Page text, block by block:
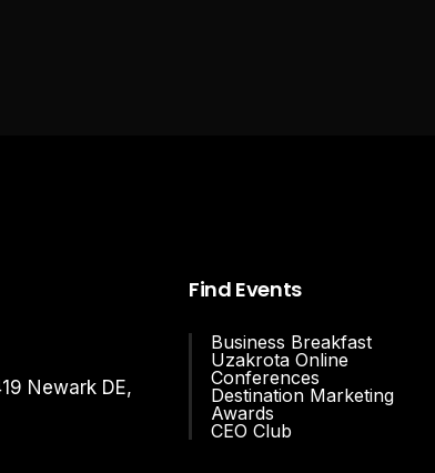
Newark DE,
Find Events
Business Breakfast
Uzakrota Online
Conferences
Destination Marketing
Awards
CEO Club